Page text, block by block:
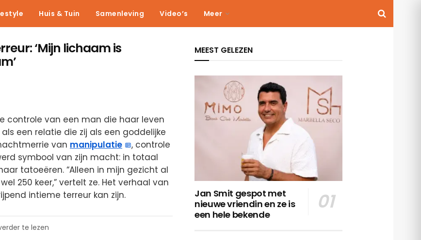
Huis & Tuin Samenleving Video’s Meer
‘Mijn lichaam is
controle van een man die haar leven
een relatie die zij als een goddelijke
van manipulatie
, controle
symbool van zijn macht: in totaal
tatoeëren. “Alleen in mijn gezicht al
250 keer,” vertelt ze. Het verhaal van
intieme terreur kan zijn.
te lezen
MEEST GELEZEN
Jan Smit gespot met
nieuwe vriendin en ze is
een hele bekende